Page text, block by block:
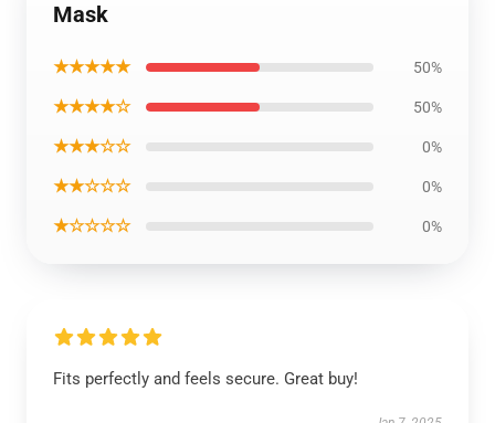
Mask
★★★★★ 50%
★★★★☆ 50%
★★★☆☆ 0%
★★☆☆☆ 0%
★☆☆☆☆ 0%
Fits perfectly and feels secure. Great buy!